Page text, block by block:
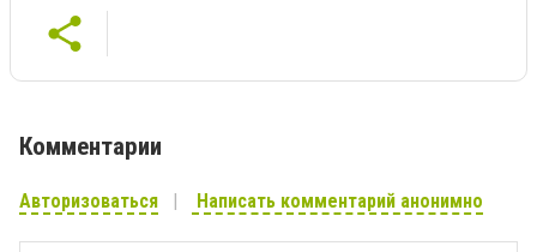
Комментарии
Авторизоваться Написать комментарий анонимно